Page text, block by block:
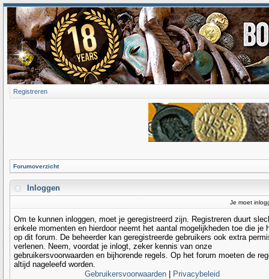
Registreren
Forumoverzicht
Inloggen
Je moet
Om te kunnen inloggen, moet je geregistreerd zijn. Registreren duurt
enkele momenten en hierdoor neemt het aantal mogelijkheden toe die je
op dit forum. De beheerder kan geregistreerde gebruikers ook extra
verlenen. Neem, voordat je inlogt, zeker kennis van onze
gebruikersvoorwaarden en bijhorende regels. Op het forum moeten de
altijd nageleefd worden.
Gebruikersvoorwaarden
Privacybeleid